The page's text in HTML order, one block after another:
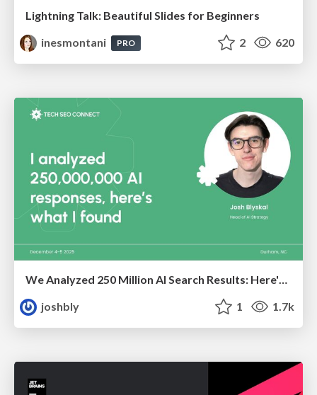
Lightning Talk: Beautiful Slides for Beginners
inesmontani
PRO 2 620
joshbly
1 1.7k